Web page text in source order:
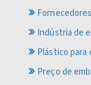
Indústria de
Plástico para
Preço de